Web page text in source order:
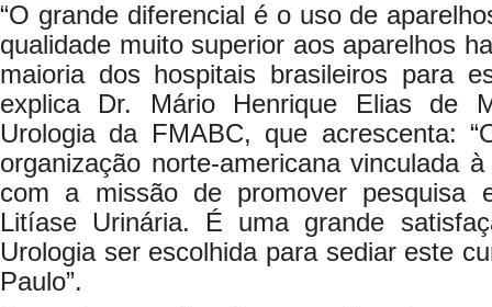
“O grande diferencial é o uso de
qualidade muito superior aos aparelhos
maioria dos hospitais brasileiros para
explica Dr. Mário Henrique Elias de
Urologia da FMABC, que acrescenta:
organização norte-americana vinculada
com a missão de promover pesquisa
Litíase Urinária. É uma grande
Urologia ser escolhida para sediar este
Paulo”.